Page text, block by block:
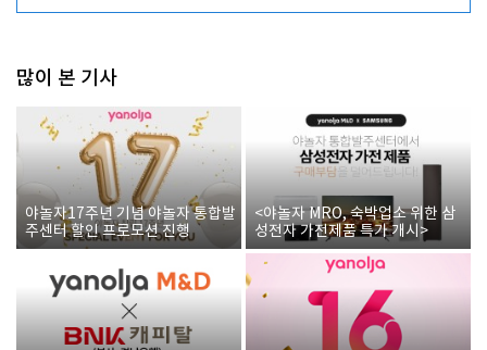
많이 본 기사
야놀자17주년 기념 야놀자 통합발
주센터 할인 프로모션 진행
<야놀자 MRO, 숙박업소 위한 삼
성전자 가전제품 특가 개시>